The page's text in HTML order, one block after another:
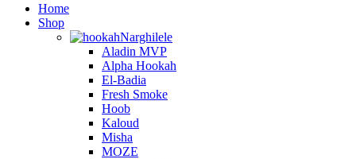
Home
Shop
Narghilele
Aladin MVP
Alpha Hookah
El-Badia
Fresh Smoke
Hoob
Kaloud
Misha
MOZE